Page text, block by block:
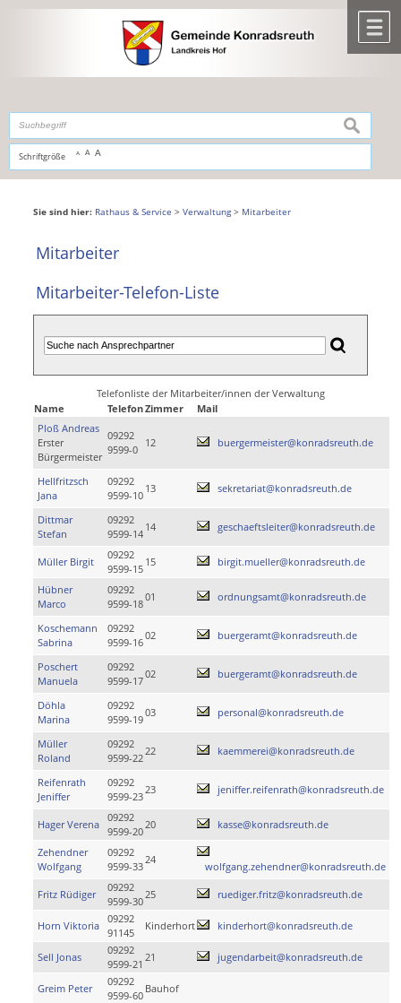
,zur Navigationoderzur Startseitespringen.
Schriftgröße A A A
suchen
Sie sind hier: Rathaus & Service > Verwaltung> Mitarbeiter
Mitarbeiter
Mitarbeiter-Telefon-Liste
Telefonliste der Mitarbeiter/innen der Verwaltung
Name
TelefonZimmer
Mail
Ploß Andreas
Erster
Bürgermeister
09292
9599-0
12 buergermeister@konradsreuth.de
Hellfritzsch
Jana
09292
9599-10
13 sekretariat@konradsreuth.de
Dittmar
Stefan
09292
9599-14
14 geschaeftsleiter@konradsreuth.de
Müller Birgit
09292
9599-15
15 birgit.mueller@konradsreuth.de
Hübner
Marco
09292
9599-18
01 ordnungsamt@konradsreuth.de
Koschemann
Sabrina
09292
9599-16
02 buergeramt@konradsreuth.de
Poschert
Manuela
09292
9599-17
02 buergeramt@konradsreuth.de
Döhla
Marina
09292
9599-19
03 personal@konradsreuth.de
Müller
Roland
09292
9599-22
22 kaemmerei@konradsreuth.de
Reifenrath
Jeniffer
09292
9599-23
23 jeniffer.reifenrath@konradsreuth.de
Hager Verena
09292
9599-20
20 kasse@konradsreuth.de
Zehendner
Wolfgang
09292
9599-33
24
wolfgang.zehendner@konradsreuth.de
Fritz Rüdiger
09292
9599-30
25 ruediger.fritz@konradsreuth.de
Horn Viktoria
09292
91145
Kinderhort kinderhort@konradsreuth.de
Sell Jonas
09292
9599-21
21 jugendarbeit@konradsreuth.de
Greim Peter
09292
9599-60
Bauhof